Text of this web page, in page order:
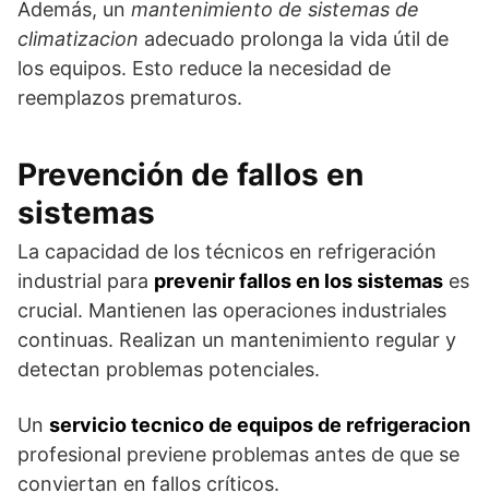
Además, un mantenimiento de sistemas de
climatizacion adecuado prolonga la vida útil de
los equipos. Esto reduce la necesidad de
reemplazos prematuros.
Prevención de fallos en
sistemas
La capacidad de los técnicos en refrigeración
industrial para prevenir fallos en los sistemas es
crucial. Mantienen las operaciones industriales
continuas. Realizan un mantenimiento regular y
detectan problemas potenciales.
Un servicio tecnico de equipos de refrigeracion
profesional previene problemas antes de que se
conviertan en fallos críticos.